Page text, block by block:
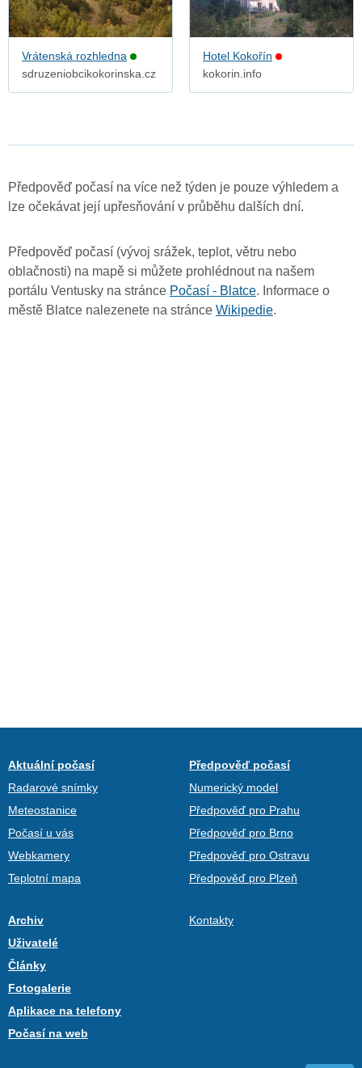
Vrátenská rozhledna
sdruzeniobcikokorinska.cz
Hotel Kokořín
kokorin.info
Předpověď počasí na více než týden je pouze výhledem a
lze očekávat její upřesňování v průběhu dalších dní.
Předpověď počasí (vývoj srážek, teplot, větru nebo
oblačnosti) na mapě si můžete prohlédnout na našem
portálu Ventusky na stránce Počasí - Blatce. Informace o
městě Blatce nalezenete na stránce Wikipedie.
Aktuální počasí
Radarové snímky
Meteostanice
Počasí u vás
Webkamery
Teplotní mapa
Předpověď počasí
Numerický model
Předpověď pro Prahu
Předpověď pro Brno
Předpověď pro Ostravu
Předpověď pro Plzeň
Archiv
Uživatelé
Články
Fotogalerie
Aplikace na telefony
Počasí na web
Kontakty